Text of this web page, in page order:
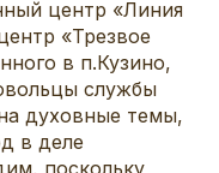
центр «Линия
«Трезвое
в п.Кузино,
службы
духовные темы,
в деле
поскольку